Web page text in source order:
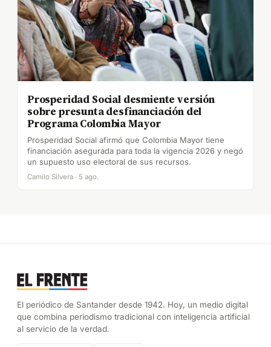
Prosperidad Social desmiente versión
sobre presunta desfinanciación del
Programa Colombia Mayor
Prosperidad Social afirmó que Colombia Mayor tiene
financiación asegurada para toda la vigencia 2026 y negó
un supuesto uso electoral de sus recursos.
Camilo Silvera · 5 ago.
El periódico de Santander desde 1942. Hoy, un medio digital
que combina periodismo tradicional con inteligencia artificial
al servicio de la verdad.